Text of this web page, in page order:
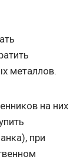
металлов.
на них
при